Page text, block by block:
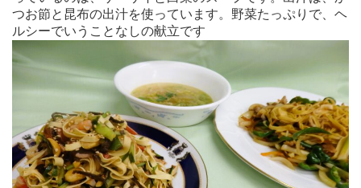
つお節と昆布の出汁を使っています。野菜たっぷりで、ヘ
ルシーでいうことなしの献立です